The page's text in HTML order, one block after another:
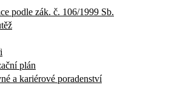
podle zák. č. 106/1999 Sb.
plán
a kariérové poradenství